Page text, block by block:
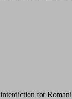
for